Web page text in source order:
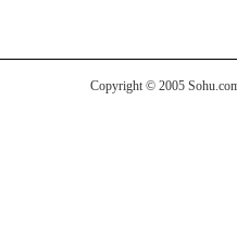
Copyright © 2005